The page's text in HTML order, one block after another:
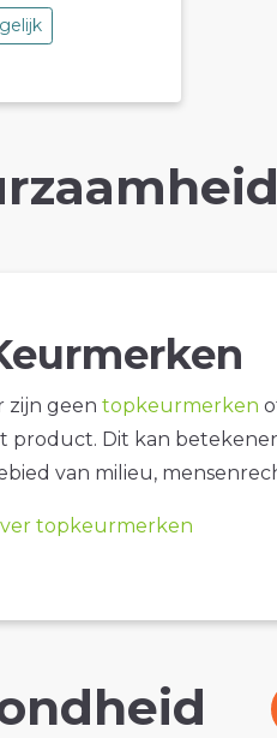
zijn geen topkeurmerken
product. Dit kan
van milieu,
topkeurmerken